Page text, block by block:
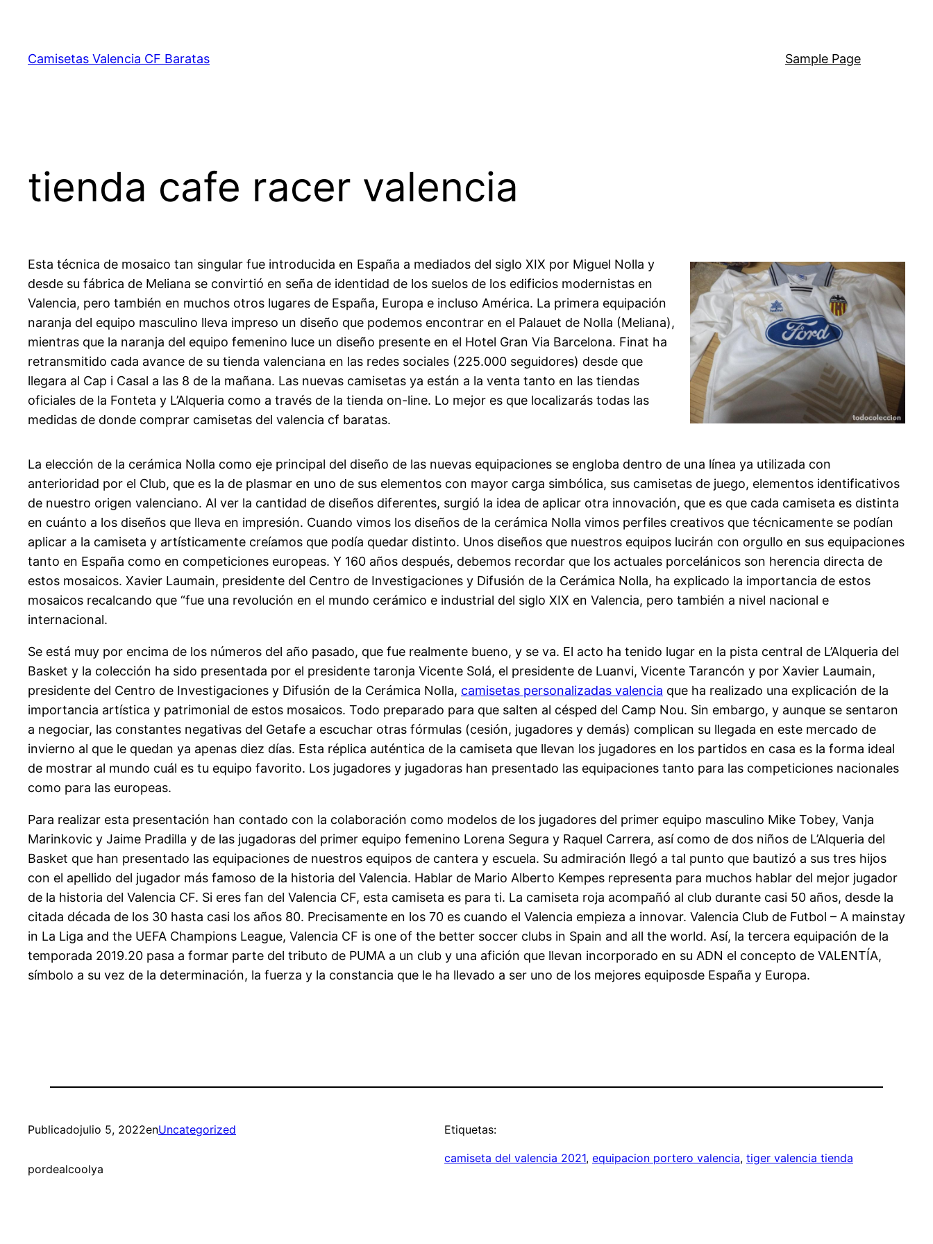
contenido
Camisetas Valencia CF Baratas Sample Page
tienda cafe racer valencia
Esta técnica de mosaico tan singular fue introducida en España a mediados del siglo XIX por Miguel Nolla y
desde su fábrica de Meliana se convirtió en seña de identidad de los suelos de los edificios modernistas en
Valencia, pero también en muchos otros lugares de España, Europa e incluso América. La primera equipación
naranja del equipo masculino lleva impreso un diseño que podemos encontrar en el Palauet de Nolla (Meliana),
mientras que la naranja del equipo femenino luce un diseño presente en el Hotel Gran Via Barcelona. Finat ha
retransmitido cada avance de su tienda valenciana en las redes sociales (225.000 seguidores) desde que
llegara al Cap i Casal a las 8 de la mañana. Las nuevas camisetas ya están a la venta tanto en las tiendas
oficiales de la Fonteta y L’Alqueria como a través de la tienda on-line. Lo mejor es que localizarás todas las
medidas de donde comprar camisetas del valencia cf baratas.
La elección de la cerámica Nolla como eje principal del diseño de las nuevas equipaciones se engloba dentro de una línea ya utilizada con
anterioridad por el Club, que es la de plasmar en uno de sus elementos con mayor carga simbólica, sus camisetas de juego, elementos identificativos
de nuestro origen valenciano. Al ver la cantidad de diseños diferentes, surgió la idea de aplicar otra innovación, que es que cada camiseta es distinta
en cuánto a los diseños que lleva en impresión. Cuando vimos los diseños de la cerámica Nolla vimos perfiles creativos que técnicamente se podían
aplicar a la camiseta y artísticamente creíamos que podía quedar distinto. Unos diseños que nuestros equipos lucirán con orgullo en sus equipaciones
tanto en España como en competiciones europeas. Y 160 años después, debemos recordar que los actuales porcelánicos son herencia directa de
estos mosaicos. Xavier Laumain, presidente del Centro de Investigaciones y Difusión de la Cerámica Nolla, ha explicado la importancia de estos
mosaicos recalcando que “fue una revolución en el mundo cerámico e industrial del siglo XIX en Valencia, pero también a nivel nacional e
internacional.
Se está muy por encima de los números del año pasado, que fue realmente bueno, y se va. El acto ha tenido lugar en la pista central de L’Alqueria del
Basket y la colección ha sido presentada por el presidente taronja Vicente Solá, el presidente de Luanvi, Vicente Tarancón y por Xavier Laumain,
presidente del Centro de Investigaciones y Difusión de la Cerámica Nolla, camisetas personalizadas valencia que ha realizado una explicación de la
importancia artística y patrimonial de estos mosaicos. Todo preparado para que salten al césped del Camp Nou. Sin embargo, y aunque se sentaron
a negociar, las constantes negativas del Getafe a escuchar otras fórmulas (cesión, jugadores y demás) complican su llegada en este mercado de
invierno al que le quedan ya apenas diez días. Esta réplica auténtica de la camiseta que llevan los jugadores en los partidos en casa es la forma ideal
de mostrar al mundo cuál es tu equipo favorito. Los jugadores y jugadoras han presentado las equipaciones tanto para las competiciones nacionales
como para las europeas.
Para realizar esta presentación han contado con la colaboración como modelos de los jugadores del primer equipo masculino Mike Tobey, Vanja
Marinkovic y Jaime Pradilla y de las jugadoras del primer equipo femenino Lorena Segura y Raquel Carrera, así como de dos niños de L’Alqueria del
Basket que han presentado las equipaciones de nuestros equipos de cantera y escuela. Su admiración llegó a tal punto que bautizó a sus tres hijos
con el apellido del jugador más famoso de la historia del Valencia. Hablar de Mario Alberto Kempes representa para muchos hablar del mejor jugador
de la historia del Valencia CF. Si eres fan del Valencia CF, esta camiseta es para ti. La camiseta roja acompañó al club durante casi 50 años, desde la
citada década de los 30 hasta casi los años 80. Precisamente en los 70 es cuando el Valencia empieza a innovar. Valencia Club de Futbol – A mainstay
in La Liga and the UEFA Champions League, Valencia CF is one of the better soccer clubs in Spain and all the world. Así, la tercera equipación de la
temporada 2019.20 pasa a formar parte del tributo de PUMA a un club y una afición que llevan incorporado en su ADN el concepto de VALENTÍA,
símbolo a su vez de la determinación, la fuerza y la constancia que le ha llevado a ser uno de los mejores equiposde España y Europa.
Publicadojulio 5, 2022enUncategorized
pordealcoolya
Etiquetas:
camiseta del valencia 2021, equipacion portero valencia, tiger valencia tienda